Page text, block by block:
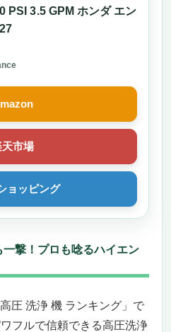
力で、見違えるほどキレイ
すすめ！でも、逆にこんな
妙かも？
浄 機 ランキング」で失敗
一度チェックして損なし
的な一台
か？日本の現場で信頼され
ゃくちゃおすすめ！
は向きません
PSI 3.5 GPM ホンダ エン
天市場
ョッピング
撃！プロも唸るハイエン
圧 洗浄 機 ランキング」で
フルで信頼できる高圧洗浄